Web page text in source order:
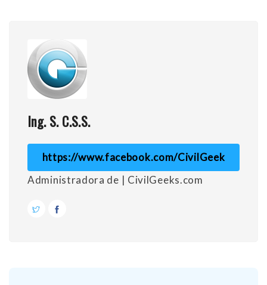
Ing. S. C.S.S.
https://www.facebook.com/CivilGeek
Administradora de | CivilGeeks.com